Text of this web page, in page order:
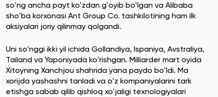
soʻng ancha payt koʻzdan gʻoyib boʻlgan va Alibaba
shoʻba korxonasi Ant Group Co. tashkilotining ham ilk
aksiyalari joriy qilinmay qolgandi.
Uni soʻnggi ikki yil ichida Gollandiya, Ispaniya, Avstraliya,
Tailand va Yaponiyada koʻrishgan. Milliarder mart oyida
Xitoyning Xanchjou shahrida yana paydo boʻldi. Ma
xorijda yashashni tanladi va oʻz kompaniyalarini tark
etishga sabab qilib qishloq xoʻjaligi texnologiyalari